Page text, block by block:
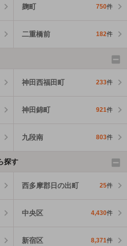
麹町 750件
二重橋前 182件
神田西福田町 233件
神田錦町 921件
九段南 803件
探す
西多摩郡日の出町 25件
中央区 4,430件
新宿区 8,371件